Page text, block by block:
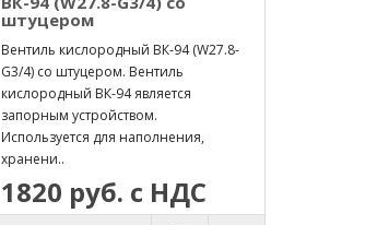
штуцером
Вентиль кислородный ВК-94 (W27.8-
G3/4) со штуцером. Вентиль
кислородный ВК-94 является
запорным устройством.
Используется для наполнения,
хранени..
1820 руб. с НДС